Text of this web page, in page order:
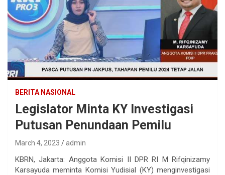
BERITA NASIONAL
Legislator Minta KY Investigasi
Putusan Penundaan Pemilu
March 4, 2023 admin
KBRN, Jakarta: Anggota Komisi II DPR RI M Rifqinizamy
Karsayuda meminta Komisi Yudisial (KY) menginvestigasi